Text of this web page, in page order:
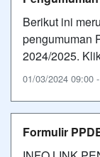
Berikut ini
pengumuman
2024/2025.
01/03/2024 09:00
Formulir